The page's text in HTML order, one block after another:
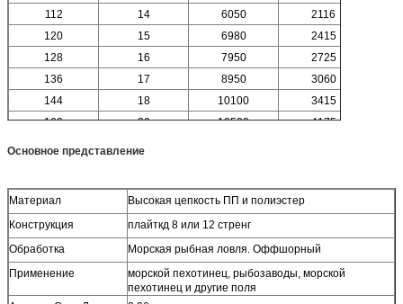
112
14 6050
2116
120
15 6980
2415
128
16 7950
2725
136
17 8950
3060
144
18 10100
3415
160
20 12500 4175
Основное представление
Материал
Высокая цепкость ПП и полиэстер
Конструкция
плайткд 8 или 12 стренг
Обработка
Морская рыбная ловля. Оффшорный
Применение
морской пехотинец, рыбозаводы, морской
пехотинец и другие поля